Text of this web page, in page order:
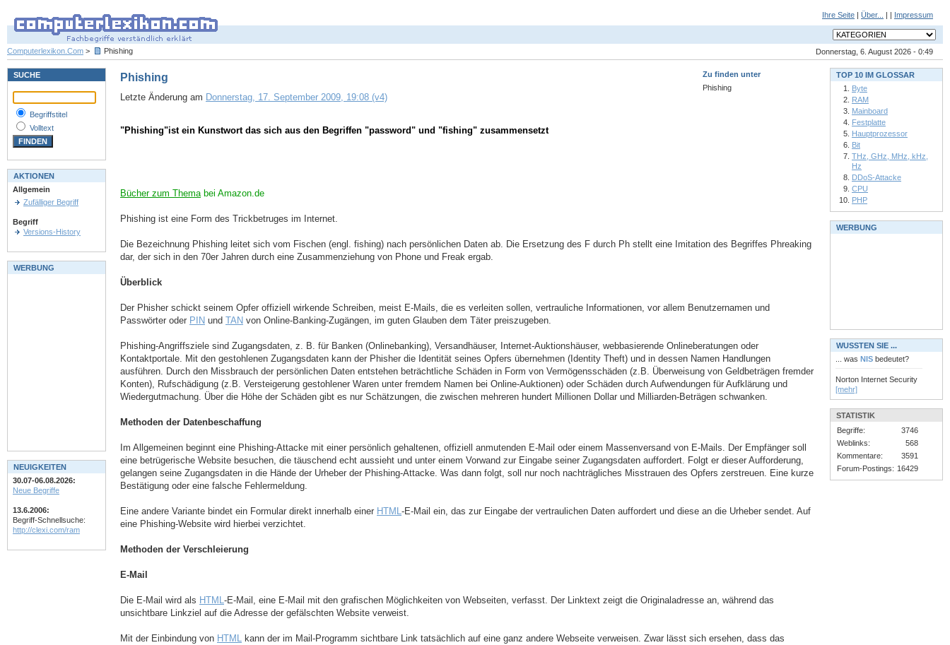
Ihre Seite | Über... | | Impressum
Donnerstag, 6. August 2026 - 0:49
Computerlexikon.Com > Phishing
Zu finden unter
Phishing
Phishing
Letzte Änderung am Donnerstag, 17. September 2009, 19:08 (v4)
"Phishing"ist ein Kunstwort das sich aus den Begriffen "password" und "fishing" zusammensetzt
Bücher zum Themabei Amazon.de
Phishing ist eine Form des Trickbetruges im Internet.
Die Bezeichnung Phishing leitet sich vom Fischen (engl. fishing) nach persönlichen Daten ab. Die Ersetzung des F durch Ph stellt eine Imitation des Begriffes Phreaking
dar, der sich in den 70er Jahren durch eine Zusammenziehung von Phone und Freak ergab.
Überblick
Der Phisher schickt seinem Opfer offiziell wirkende Schreiben, meist E-Mails, die es verleiten sollen, vertrauliche Informationen, vor allem Benutzernamen und
Passwörter oder PIN und TAN von Online-Banking-Zugängen, im guten Glauben dem Täter preiszugeben.
Phishing-Angriffsziele sind Zugangsdaten, z. B. für Banken (Onlinebanking), Versandhäuser, Internet-Auktionshäuser, webbasierende Onlineberatungen oder
Kontaktportale. Mit den gestohlenen Zugangsdaten kann der Phisher die Identität seines Opfers übernehmen (Identity Theft) und in dessen Namen Handlungen
ausführen. Durch den Missbrauch der persönlichen Daten entstehen beträchtliche Schäden in Form von Vermögensschäden (z.B. Überweisung von Geldbeträgen fremder
Konten), Rufschädigung (z.B. Versteigerung gestohlener Waren unter fremdem Namen bei Online-Auktionen) oder Schäden durch Aufwendungen für Aufklärung und
Wiedergutmachung. Über die Höhe der Schäden gibt es nur Schätzungen, die zwischen mehreren hundert Millionen Dollar und Milliarden-Beträgen schwanken.
Methoden der Datenbeschaffung
Im Allgemeinen beginnt eine Phishing-Attacke mit einer persönlich gehaltenen, offiziell anmutenden E-Mail oder einem Massenversand von E-Mails. Der Empfänger soll
eine betrügerische Website besuchen, die täuschend echt aussieht und unter einem Vorwand zur Eingabe seiner Zugangsdaten auffordert. Folgt er dieser Aufforderung,
gelangen seine Zugangsdaten in die Hände der Urheber der Phishing-Attacke. Was dann folgt, soll nur noch nachträgliches Misstrauen des Opfers zerstreuen. Eine kurze
Bestätigung oder eine falsche Fehlermeldung.
Eine andere Variante bindet ein Formular direkt innerhalb einer HTML-E-Mail ein, das zur Eingabe der vertraulichen Daten auffordert und diese an die Urheber sendet. Auf
eine Phishing-Website wird hierbei verzichtet.
Methoden der Verschleierung
E-Mail
Die E-Mail wird als HTML-E-Mail, eine E-Mail mit den grafischen Möglichkeiten von Webseiten, verfasst. Der Linktext zeigt die Originaladresse an, während das
unsichtbare Linkziel auf die Adresse der gefälschten Website verweist.
Mit der Einbindung von HTML kann der im Mail-Programm sichtbare Link tatsächlich auf eine ganz andere Webseite verweisen. Zwar lässt sich ersehen, dass das
SUCHE
Begriffstitel
Volltext
AKTIONEN
Allgemein
Zufälliger Begriff
Begriff
Versions-History
WERBUNG
NEUIGKEITEN
30.07-06.08.2026:
Neue Begriffe
13.6.2006:
Begriff-Schnellsuche:
http://clexi.com/ram
TOP 10 IM GLOSSAR
Byte
RAM
Mainboard
Festplatte
Hauptprozessor
Bit
THz, GHz, MHz, kHz,
Hz
DDoS-Attacke
CPU
PHP
WERBUNG
WUSSTEN SIE ...
... was NIS bedeutet?
Norton Internet Security
[mehr]
STATISTIK
Begriffe:
3746
Weblinks:
568
Kommentare:
3591
Forum-Postings: 16429